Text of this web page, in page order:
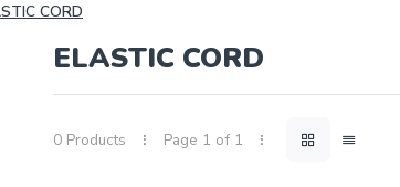
CORD
ELASTIC CORD
0 Products Page 1 of 1